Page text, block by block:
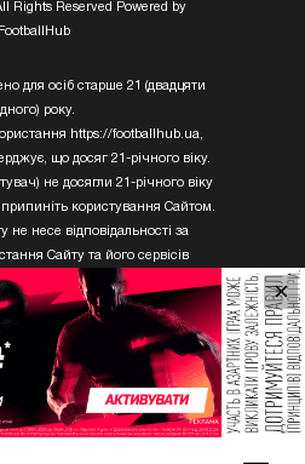
Rights Reserved Powered by
FootballHub
для осіб старше 21 (двадцяти
року.
https://footballhub.ua,
що досяг 21-річного віку.
не досягли 21-річного віку
користування Сайтом.
не несе відповідальності за
Сайту та його сервісів
не досяг 21-річного віку.
розміщені на сайті, не можуть
особами без письмового
ІМІДЖЕС ЮКРЕЙН.
×